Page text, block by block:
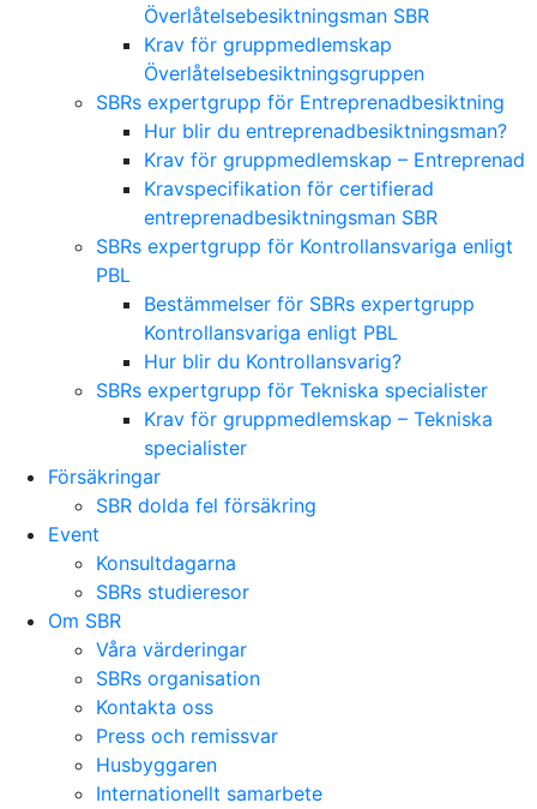
Överlåtelsebesiktningsman SBR
Krav för gruppmedlemskap
Överlåtelsebesiktningsgruppen
SBRs expertgrupp för Entreprenadbesiktning
Hur blir du entreprenadbesiktningsman?
Krav för gruppmedlemskap – Entreprenad
Kravspecifikation för certifierad
entreprenadbesiktningsman SBR
SBRs expertgrupp för Kontrollansvariga enligt
PBL
Bestämmelser för SBRs expertgrupp
Kontrollansvariga enligt PBL
Hur blir du Kontrollansvarig?
SBRs expertgrupp för Tekniska specialister
Krav för gruppmedlemskap – Tekniska
specialister
Försäkringar
SBR dolda fel försäkring
Event
Konsultdagarna
SBRs studieresor
Om SBR
Våra värderingar
SBRs organisation
Kontakta oss
Press och remissvar
Husbyggaren
Internationellt samarbete